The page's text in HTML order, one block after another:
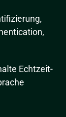
Echtzeit-